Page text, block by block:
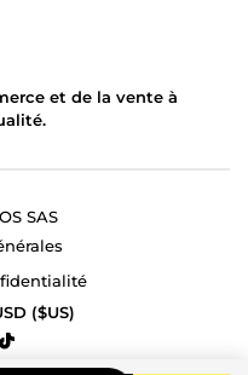
et de la vente à
SAS
($US)